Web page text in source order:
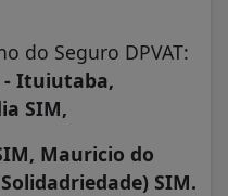
do Seguro DPVAT:
- Ituiutaba,
SIM,
Mauricio do
SIM.